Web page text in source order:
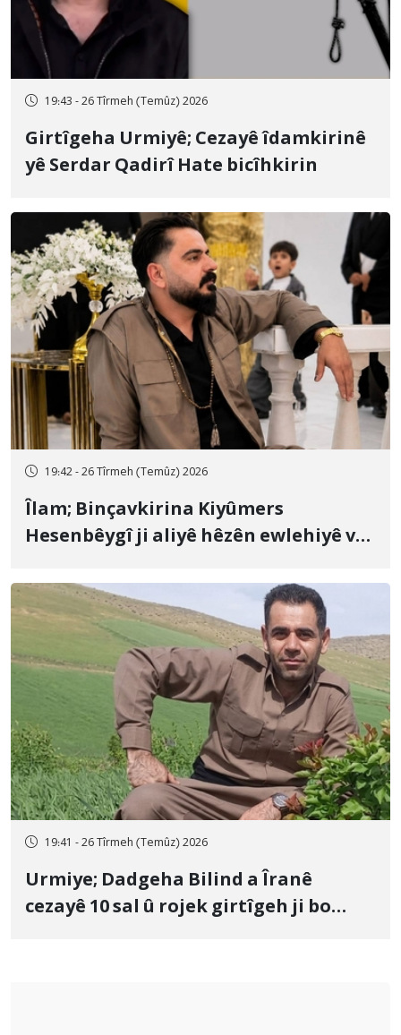
19:43 - 26 Tîrmeh (Temûz) 2026
Girtîgeha Urmiyê; Cezayê îdamkirinê
yê Serdar Qadirî Hate bicîhkirin
19:42 - 26 Tîrmeh (Temûz) 2026
Îlam; Binçavkirina Kiyûmers
Hesenbêygî ji aliyê hêzên ewlehiyê ve
19:41 - 26 Tîrmeh (Temûz) 2026
Urmiye; Dadgeha Bilind a Îranê
cezayê 10 sal û rojek girtîgeh ji bo